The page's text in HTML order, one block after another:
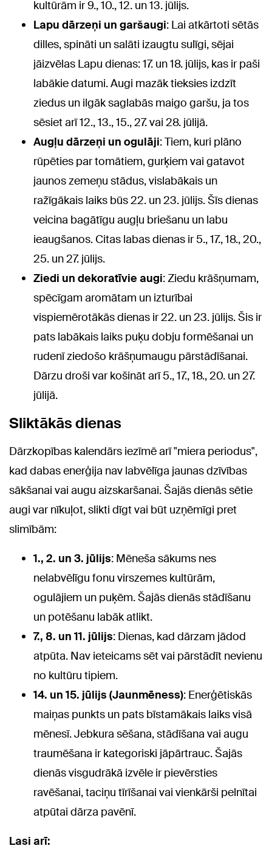
kultūrām ir 9., 10., 12. un 13. jūlijs.
Lapu dārzeņi un garšaugi: Lai atkārtoti sētās
dilles, spināti un salāti izaugtu sulīgi, sējai
jāizvēlas Lapu dienas: 17. un 18. jūlijs, kas ir paši
labākie datumi. Augi mazāk tieksies izdzīt
ziedus un ilgāk saglabās maigo garšu, ja tos
sēsiet arī 12., 13., 15., 27. vai 28. jūlijā.
Augļu dārzeņi un ogulāji: Tiem, kuri plāno
rūpēties par tomātiem, gurķiem vai gatavot
jaunos zemeņu stādus, vislabākais un
ražīgākais laiks būs 22. un 23. jūlijs. Šīs dienas
veicina bagātīgu augļu briešanu un labu
ieaugšanos. Citas labas dienas ir 5., 17., 18., 20.,
25. un 27. jūlijs.
Ziedi un dekoratīvie augi: Ziedu krāšņumam,
spēcīgam aromātam un izturībai
vispiemērotākās dienas ir 22. un 23. jūlijs. Šis ir
pats labākais laiks puķu dobju formēšanai un
rudenī ziedošo krāšņumaugu pārstādīšanai.
Dārzu droši var košināt arī 5., 17., 18., 20. un 27.
jūlijā.
Sliktākās dienas
Dārzkopības kalendārs iezīmē arī "miera periodus",
kad dabas enerģija nav labvēlīga jaunas dzīvības
sākšanai vai augu aizskaršanai. Šajās dienās sētie
augi var nīkuļot, slikti dīgt vai būt uzņēmīgi pret
slimībām:
1., 2. un 3. jūlijs: Mēneša sākums nes
nelabvēlīgu fonu virszemes kultūrām,
ogulājiem un puķēm. Šajās dienās stādīšanu
un potēšanu labāk atlikt.
7., 8. un 11. jūlijs: Dienas, kad dārzam jādod
atpūta. Nav ieteicams sēt vai pārstādīt nevienu
no kultūru tipiem.
14. un 15. jūlijs (Jaunmēness): Enerģētiskās
maiņas punkts un pats bīstamākais laiks visā
mēnesī. Jebkura sēšana, stādīšana vai augu
traumēšana ir kategoriski jāpārtrauc. Šajās
dienās visgudrākā izvēle ir pievērsties
ravēšanai, taciņu tīrīšanai vai vienkārši pelnītai
atpūtai dārza pavēnī.
Lasi arī: